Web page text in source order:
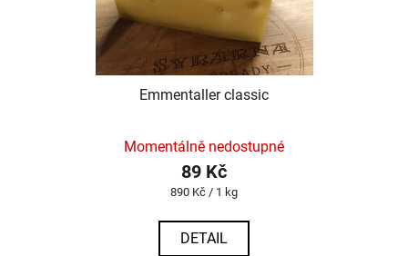
Emmentaller classic
Momentálně nedostupné
89 Kč
Měrná
890 Kč / 1 kg
DETAIL